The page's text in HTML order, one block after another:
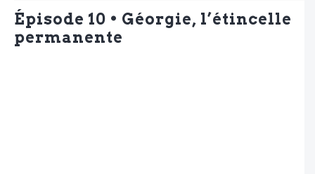
Épisode 10 • Géorgie, l’étincelle
permanente